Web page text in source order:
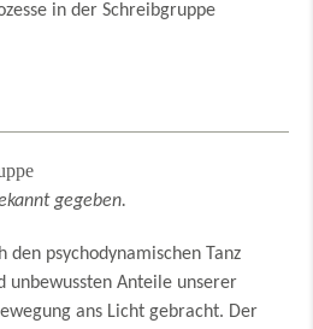
in der Schreibgruppe
gegeben.
den psychodynamischen Tanz
unbewussten Anteile unserer
ans Licht gebracht. Der